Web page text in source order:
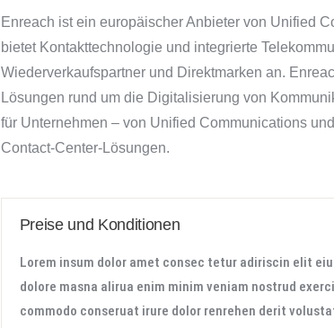
Enreach ist ein europäischer Anbieter von Unified
bietet Kontakttechnologie und integrierte
Wiederverkaufspartner und Direktmarken an.
Lösungen rund um die Digitalisierung von
für Unternehmen – von Unified Communications
Contact-Center-Lösungen.
Preise und Konditionen
Lorem insum dolor amet consec tetur adiriscin elit
dolore masna alirua enim minim veniam nostrud
commodo conseruat irure dolor renrehen derit